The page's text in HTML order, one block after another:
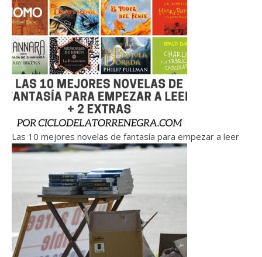
Las 10 mejores novelas de fantasía para empezar a leer